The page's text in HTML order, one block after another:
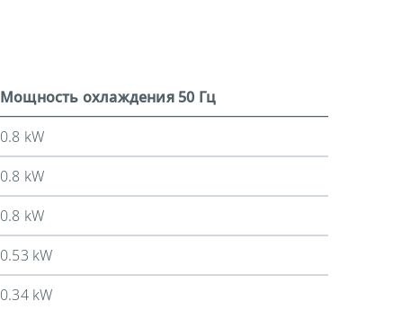
Мощность охлаждения 50 Гц
0.8 kW
0.8 kW
0.8 kW
0.53 kW
0.34 kW